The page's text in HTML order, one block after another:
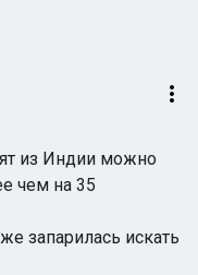
из Индии можно
чем на 35
запарилась искать